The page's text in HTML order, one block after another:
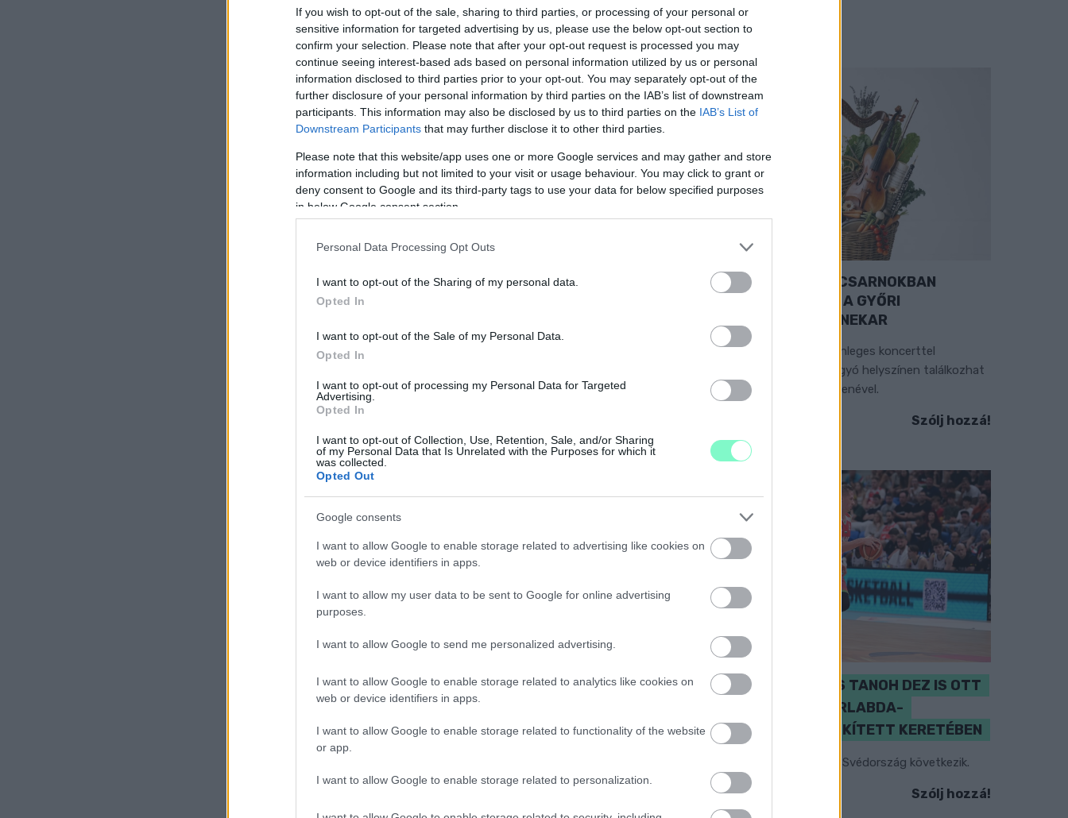
If you wish to opt-out of the sale, sharing to third parties, or processing of your personal or
sensitive information for targeted advertising by us, please use the below opt-out section to
confirm your selection. Please note that after your opt-out request is processed you may
continue seeing interest-based ads based on personal information utilized by us or personal
information disclosed to third parties prior to your opt-out. You may separately opt-out of the
further disclosure of your personal information by third parties on the IAB’s list of downstream
participants. This information may also be disclosed by us to third parties on the IAB’s List of
Downstream Participants that may further disclose it to other third parties.
Please note that this website/app uses one or more Google services and may gather and store
information including but not limited to your visit or usage behaviour. You may click to grant or
deny consent to Google and its third-party tags to use your data for below specified purposes
in below Google consent section.
Personal Data Processing Opt Outs
I want to opt-out of the Sharing of my personal data.
Opted In
I want to opt-out of the Sale of my Personal Data.
Opted In
I want to opt-out of processing my Personal Data for Targeted
Advertising.
Opted In
I want to opt-out of Collection, Use, Retention, Sale, and/or Sharing
of my Personal Data that Is Unrelated with the Purposes for which it
was collected.
Opted Out
Google consents
I want to allow Google to enable storage related to advertising like cookies on
web or device identifiers in apps.
I want to allow my user data to be sent to Google for online advertising
purposes.
I want to allow Google to send me personalized advertising.
I want to allow Google to enable storage related to analytics like cookies on
web or device identifiers in apps.
I want to allow Google to enable storage related to functionality of the website
or app.
I want to allow Google to enable storage related to personalization.
EXTRA: A VÁSÁRCSARNOKBAN
NYITJA ÚJ ÉVADÁT A GYŐRI
FILHARMONIKUS ZENEKAR
A „Zenélő piac” című különleges koncerttel
szeptember 7-én rendhagyó helyszínen találkozhat
a közönség a klasszikus zenével.
Szólj hozzá!
PERL, VÁRADI ÉS TANOH DEZ IS OTT
VAN A FÉRFI KOSÁRLABDA-
VÁLOGATOTT SZŰKÍTETT KERETÉBEN
Észtország, Szlovénia és Svédország következik.
Szólj hozzá!